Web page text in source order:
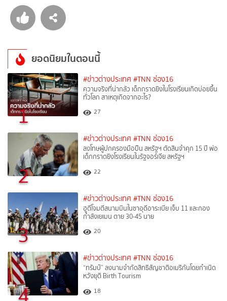
ยอดนิยมในตอนนี้
1
#ข่าวต่างประเทศ #TNN ช่อง16
ความจริงที่น่ากลัว เด็กกราดยิงในโรงเรียนเกิดบ่อยขึ้น
ทั่วโลก สาเหตุเกิดจากอะไร?
27
2
#ข่าวต่างประเทศ #TNN ช่อง16
ลงโทษผู้ปกครองมือปืน สหรัฐฯ ตัดสินจำคุก 15 ปี พ่อ
เด็กกราดยิงโรงเรียนในรัฐจอร์เจีย สหรัฐฯ
22
3
#ข่าวต่างประเทศ #TNN ช่อง16
ฮูตีโจมตีสนามบินในซาอุดีอาระเบีย เจ็บ 11 และกอง
กำลังเยเมน ตาย 30-45 นาย
20
4
#ข่าวต่างประเทศ #TNN ช่อง16
“ทรัมป์” ลงนามจำกัดสิทธิสัญชาติอเมริกันโดยกำเนิด
หวังยุติ Birth Tourism
18